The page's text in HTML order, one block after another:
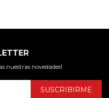
nuestras novedades!
SUSCRIBIRME